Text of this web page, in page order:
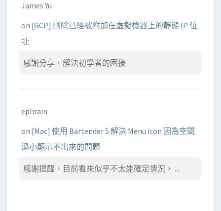
James Yu
on [GCP] 刪除已經被附加在虛擬機器上的靜態 IP 位
址
感謝分享，解決初學者的困擾
ephrain
on [Mac] 使用 Bartender 5 解決 Menu icon 因為空間
過小顯示不出來的問題
感謝提醒，目前看來似乎不太能確定情況， ...